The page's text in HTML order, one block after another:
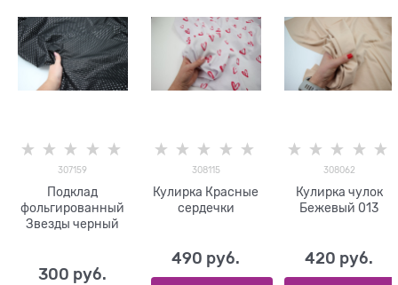
307159
Подклад
фольгированный
Звезды черный
300 руб.
308115
Кулирка Красные
сердечки
490 руб.
308062
Кулирка чулок
Бежевый 013
420 руб.